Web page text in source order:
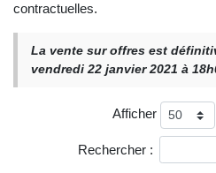
contractuelles.
La vente sur offres est
vendredi 22 janvier 2021 à
Afficher
Rechercher :